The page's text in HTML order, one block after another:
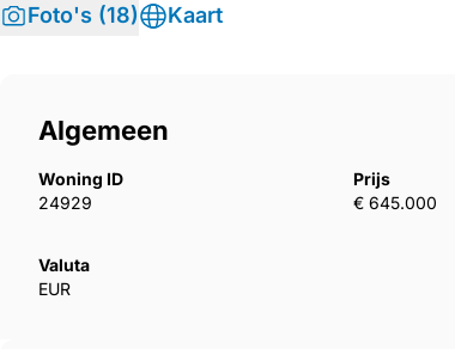
Foto's (18) Kaart
Algemeen
Woning ID
24929
Prijs
€ 645.000
Valuta
EUR